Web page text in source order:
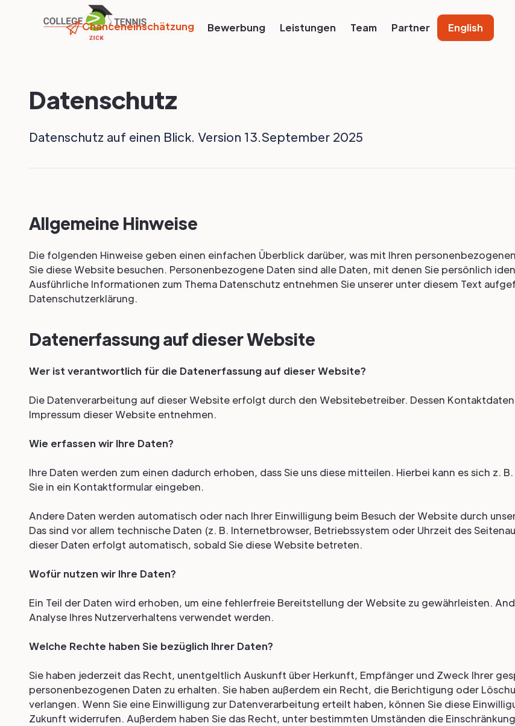
Chanceneinschätzung Bewerbung Leistungen Team Partner English
Datenschutz
Datenschutz auf einen Blick. Version 13.September 2025
Allgemeine Hinweise
Die folgenden Hinweise geben einen einfachen Überblick darüber, was mit Ihren
Sie diese Website besuchen. Personenbezogene Daten sind alle Daten, mit denen Sie persönlich
Ausführliche Informationen zum Thema Datenschutz entnehmen Sie unserer unter diesem Text
Datenschutzerklärung.
Datenerfassung auf dieser Website
Wer ist verantwortlich für die Datenerfassung auf dieser Website?
Die Datenverarbeitung auf dieser Website erfolgt durch den Websitebetreiber. Dessen
Impressum dieser Website entnehmen.
Wie erfassen wir Ihre Daten?
Ihre Daten werden zum einen dadurch erhoben, dass Sie uns diese mitteilen. Hierbei kann es sich z.
Sie in ein Kontaktformular eingeben.
Andere Daten werden automatisch oder nach Ihrer Einwilligung beim Besuch der Website durch
Das sind vor allem technische Daten (z. B. Internetbrowser, Betriebssystem oder Uhrzeit des
dieser Daten erfolgt automatisch, sobald Sie diese Website betreten.
Wofür nutzen wir Ihre Daten?
Ein Teil der Daten wird erhoben, um eine fehlerfreie Bereitstellung der Website zu gewährleisten.
Analyse Ihres Nutzerverhaltens verwendet werden.
Welche Rechte haben Sie bezüglich Ihrer Daten?
Sie haben jederzeit das Recht, unentgeltlich Auskunft über Herkunft, Empfänger und Zweck Ihrer
personenbezogenen Daten zu erhalten. Sie haben außerdem ein Recht, die Berichtigung oder
verlangen. Wenn Sie eine Einwilligung zur Datenverarbeitung erteilt haben, können Sie diese
Zukunft widerrufen. Außerdem haben Sie das Recht, unter bestimmten Umständen die